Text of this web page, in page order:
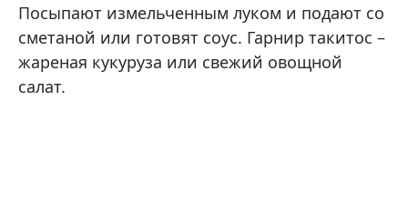
Посыпают измельченным луком и подают со
сметаной или готовят соус. Гарнир такитос –
жареная кукуруза или свежий овощной
салат.